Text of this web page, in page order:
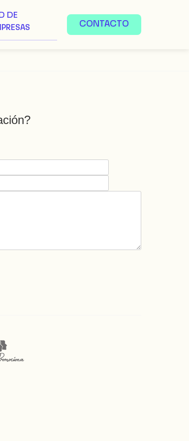
DE
CONTACTO